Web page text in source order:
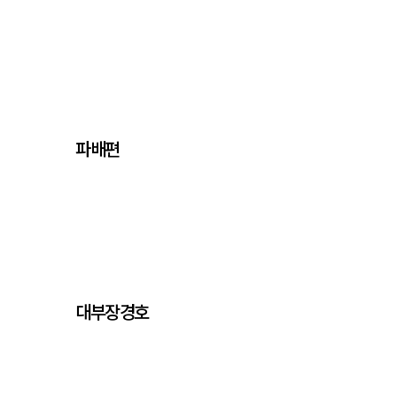
파배편
대부장경호